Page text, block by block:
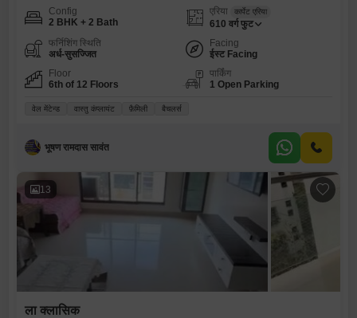
Config
2 BHK + 2 Bath
एरिया कार्पेट एरिया
610 वर्ग फुट
फर्निशिंग स्थिति
अर्ध-सुसज्जित
Facing
ईस्ट Facing
Floor
6th of 12 Floors
पार्किंग
1 Open Parking
वेल मेंटेन्ड वास्तु कंप्लायंट फ़ैमिली बैचलर्स
भूषण रामदास सावंत
13
ला क्लासिक